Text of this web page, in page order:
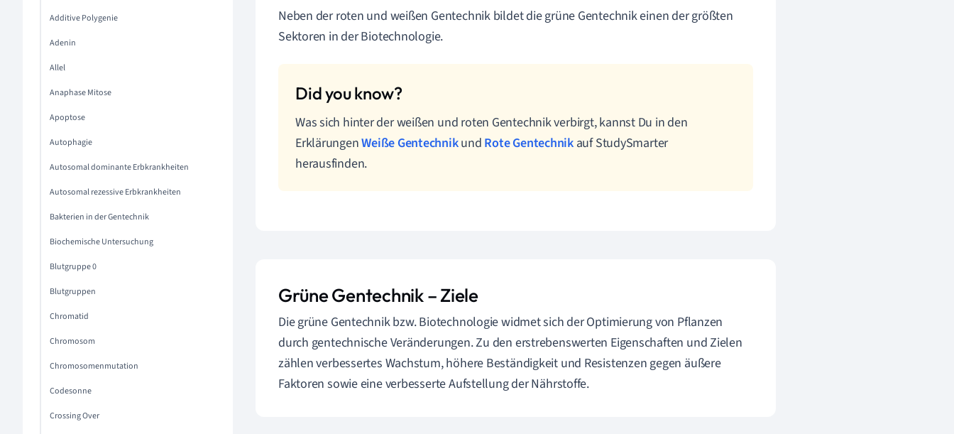
Additive Polygenie
Adenin
Allel
Anaphase Mitose
Apoptose
Autophagie
Autosomal dominante Erbkrankheiten
Autosomal rezessive Erbkrankheiten
Bakterien in der Gentechnik
Biochemische Untersuchung
Blutgruppe 0
Blutgruppen
Chromatid
Chromosom
Chromosomenmutation
Codesonne
Crossing Over
Neben der roten und weißen Gentechnik bildet die grüne Gentechnik einen der größten
Sektoren in der Biotechnologie.
Was sich hinter der weißen und roten Gentechnik verbirgt, kannst Du in den
ErklärungenWeiße Gentechnikund Rote Gentechnikauf StudySmarter
herausfinden.
Grüne Gentechnik–Ziele
Die grüne Gentechnik bzw. Biotechnologie widmet sich der Optimierung von Pflanzen
durch gentechnische Veränderungen. Zu den erstrebenswerten Eigenschaften und Zielen
zählen verbessertes Wachstum, höhere Beständigkeit und Resistenzen gegen äußere
Faktoren sowie eine verbesserte Aufstellung der Nährstoffe.